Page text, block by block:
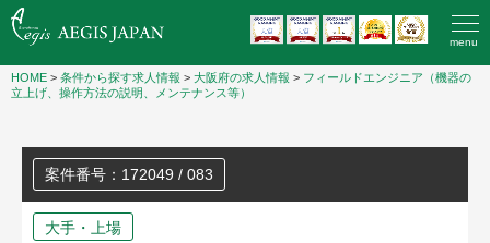
menu
HOME > 条件から探す求人情報 > 大阪府の求人情報 > フィールドエンジニア（機器の
立上げ、操作方法の説明、メンテナンス等）
案件番号：172049 / 083
大手・上場